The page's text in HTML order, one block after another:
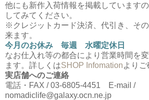
他にも新作入荷情報を掲載しています
してみてください。
※クレジットカード決済、代引き、そ
来ます。
今月のお休み 毎週 水曜定休日
なお仕入れ等の都合により営業時間を
ます。詳しくはSHOP Infomationよりご
実店舗へのご連絡
電話・FAX / 03-6805-4451 E-mail /
nomadiclife@galaxy.ocn.ne.jp